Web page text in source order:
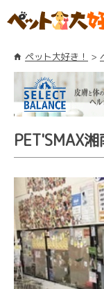
ペット大好き！
PET'SMAX